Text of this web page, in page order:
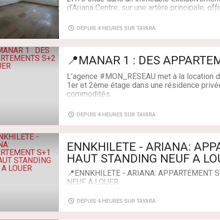
Chambres: 3
- Chauffage Central
- Place de parking sous sol
✅ Prix de la location : 2500 dinars inclus
Pour de plus amples informations veuillez
en immobilier :
画Telephone : +216 56 538 004 / +216 53
Superficie: 0 m²
Salles de bains: 3
Chambres: 3
d’Ariana Centre, sur une artère principale,
Composition :
* 2 halls
* Climatisation centrale
🏢 Immeuble exclusivement bureautique
💰 Loyer : 3 200 DT HTVA / mois
📞 GSM : +216 53 728 138
Type de transaction: À Louer
Superficie: 0 m²
Chambres: 6
DEPUIS 4 HEURES SUR TAYARA
📍MANAR 1 : DES
L’agence #MON_RÉSEAU met à la location
1er et 2ème étage dans une résidence
commodités.
Il se compose de :
- Une salle de bain
- deux chambres à coucher
Prix de location : 850 dinars
en immobilier :
DEPUIS 4 HEURES SUR TAYARA
ENNKHILETE - ARIANA:
📍ENNKHILETE - ARIANA: APPARTEMENT
NEUF A LOUER
L'Agence Mon_Réseau Immobilier vous
DEPUIS 4 HEURES SUR TAYARA